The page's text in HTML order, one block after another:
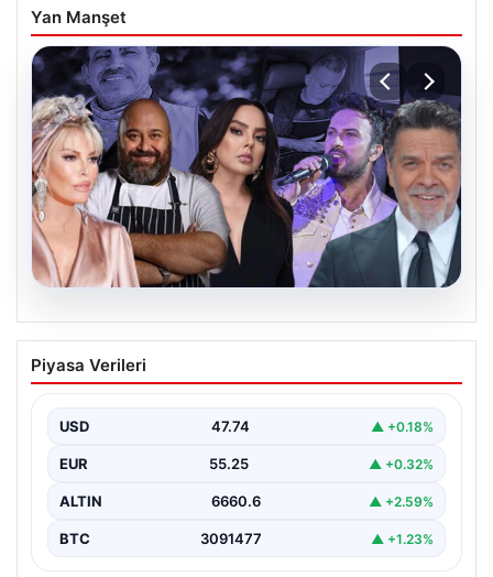
Yan Manşet
06.08.2026
MASAK’tan Ahbap Derneği raporu.
Hangi ünlü ne kadar bağış yaptı?
Bağışları ve Paranın Akibeti", "content": "Son dönemde
kamuoyunun…
Piyasa Verileri
USD 47.74 ▲ +0.18%
EUR 55.25 ▲ +0.32%
ALTIN 6660.6 ▲ +2.59%
BTC 3091477 ▲ +1.23%